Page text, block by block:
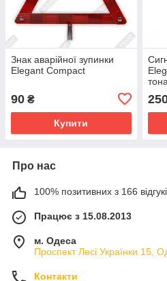
Знак аварійної зупинки
Elegant Compact
90 ₴
Купити
Про нас
100% позитивних з 166
Працює з 15.08.2013
м. Одеса
Проспект Лесі Українки 15,
Контакти